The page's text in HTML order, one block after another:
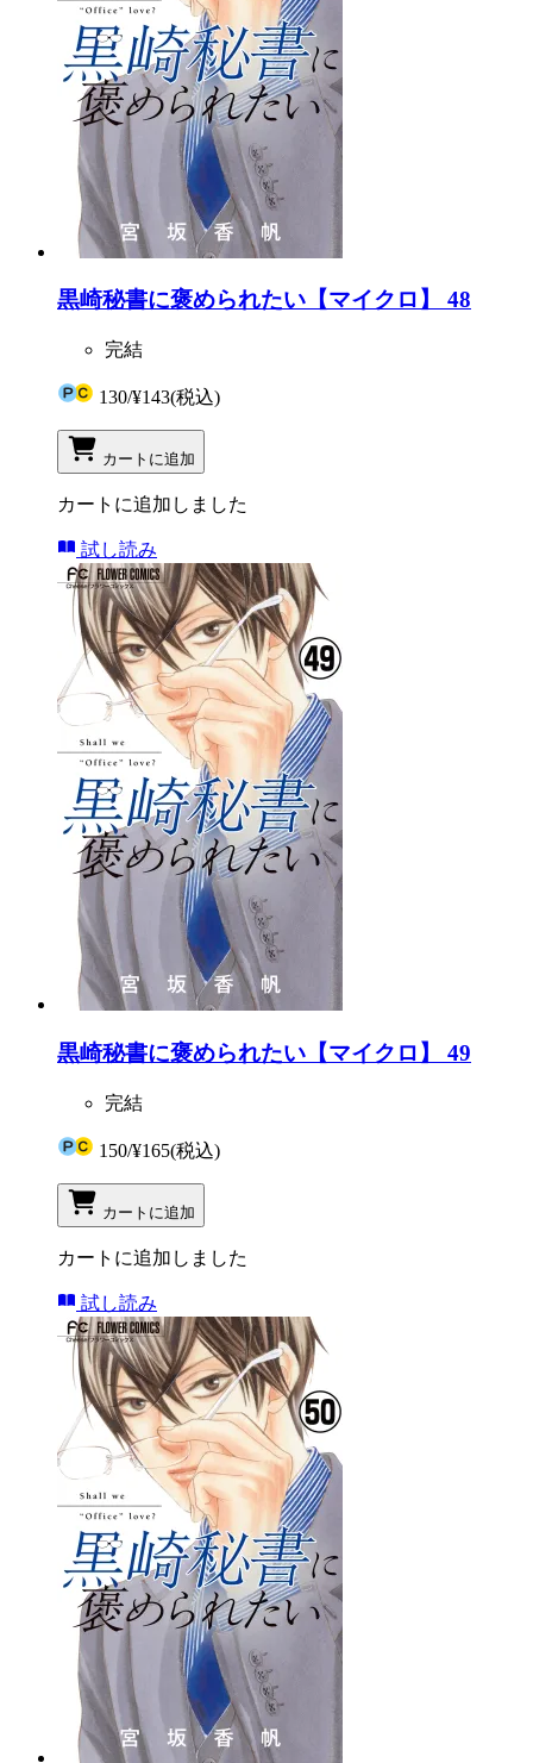
黒崎秘書に褒められたい【マイクロ】 48
完結
130/¥143(税込)
カートに追加
カートに追加しました
試し読み
黒崎秘書に褒められたい【マイクロ】 49
完結
150/¥165(税込)
カートに追加
カートに追加しました
試し読み